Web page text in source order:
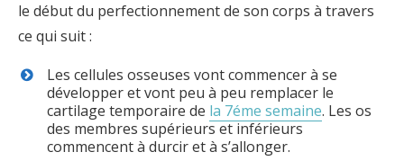
le début du perfectionnement de son corps à travers
ce qui suit :
Les cellules osseuses vont commencer à se
développer et vont peu à peu remplacer le
cartilage temporaire de la 7éme semaine. Les os
des membres supérieurs et inférieurs
commencent à durcir et à s’allonger.